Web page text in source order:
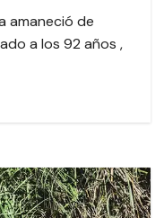
amaneció de
a los 92 años ,